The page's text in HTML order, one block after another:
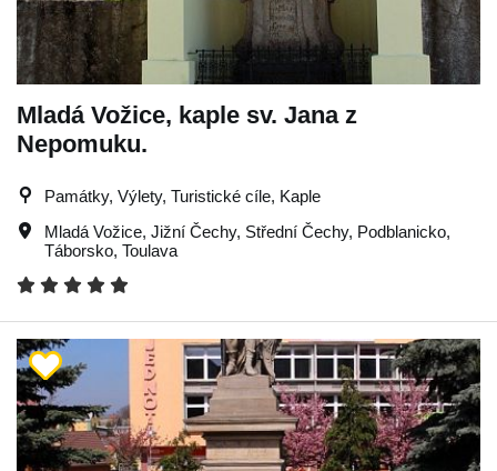
Mladá Vožice, kaple sv. Jana z
Nepomuku.
Památky, Výlety, Turistické cíle, Kaple
Mladá Vožice, Jižní Čechy, Střední Čechy, Podblanicko,
Táborsko, Toulava